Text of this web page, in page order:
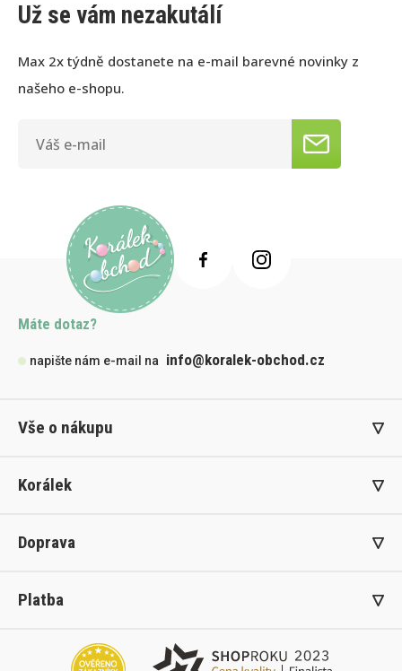
Už se vám nezakutálí
Max 2x týdně dostanete na e-mail barevné novinky z
našeho e-shopu.
Máte dotaz?
napište nám e-mail na info@koralek-obchod.cz
Vše o nákupu
Korálek
Doprava
Platba